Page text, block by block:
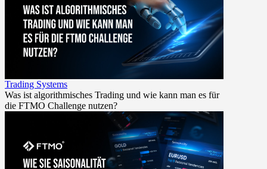
Trading Systems
Was ist algorithmisches Trading und wie kann man es für
die FTMO Challenge nutzen?